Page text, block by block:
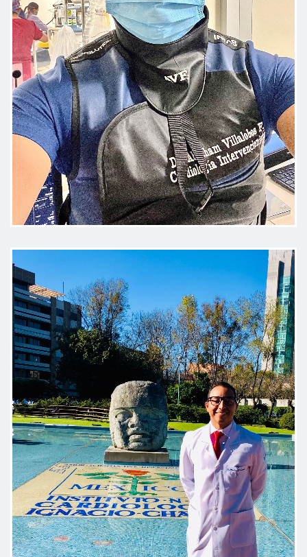
Una excelente visita incluyendo un
trato amable, mucho
profesionalismo y una magnífica
explicación medica
Paciente
Atención y explicación clara,
sencilla , me inspira confianza,
seguridad
Paciente
Excelente Explicación, ser humano,
tratamiento conveniente, y muy
empático con sus pacientes...